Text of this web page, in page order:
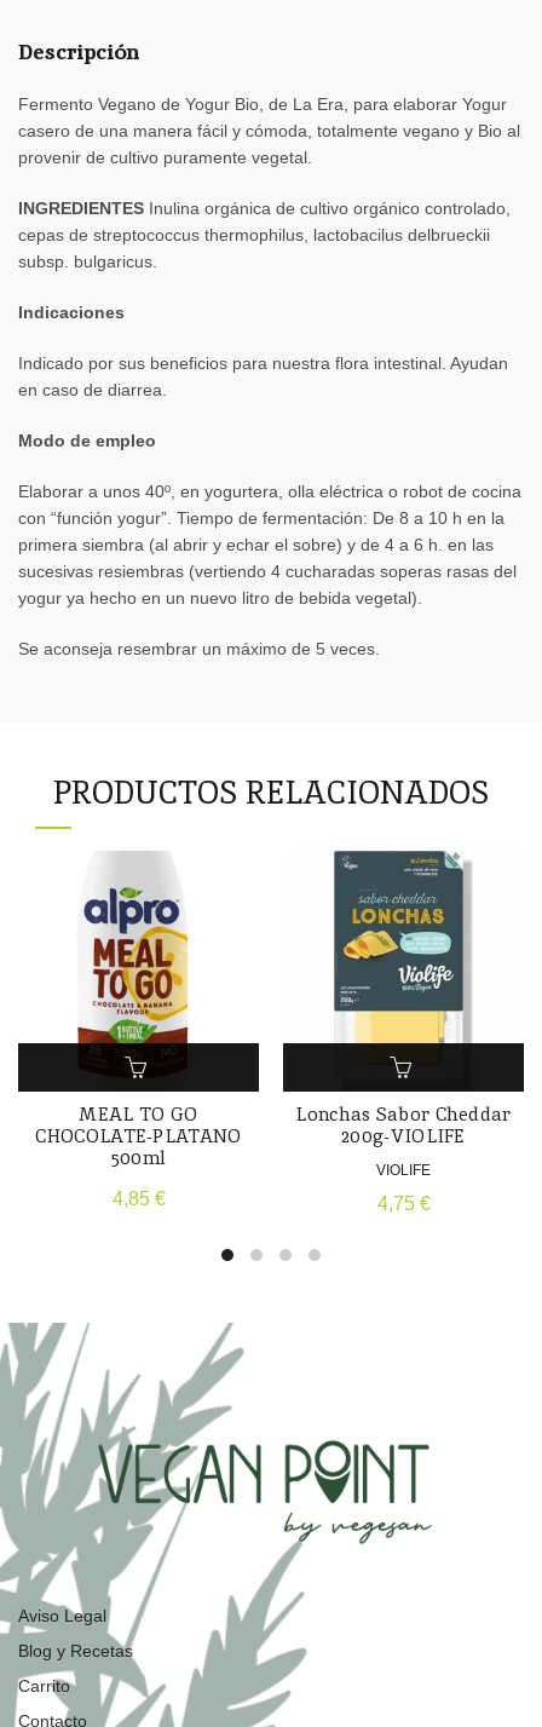
Descripción
Fermento Vegano de Yogur Bio, de La Era, para elaborar Yogur
casero de una manera fácil y cómoda, totalmente vegano y Bio al
provenir de cultivo puramente vegetal.
INGREDIENTES Inulina orgánica de cultivo orgánico controlado,
cepas de streptococcus thermophilus, lactobacilus delbrueckii
subsp. bulgaricus.
Indicaciones
Indicado por sus beneficios para nuestra flora intestinal. Ayudan
en caso de diarrea.
Modo de empleo
Elaborar a unos 40º, en yogurtera, olla eléctrica o robot de cocina
con “función yogur”. Tiempo de fermentación: De 8 a 10 h en la
primera siembra (al abrir y echar el sobre) y de 4 a 6 h. en las
sucesivas resiembras (vertiendo 4 cucharadas soperas rasas del
yogur ya hecho en un nuevo litro de bebida vegetal).
Se aconseja resembrar un máximo de 5 veces.
PRODUCTOS RELACIONADOS
MEAL TO GO
CHOCOLATE-PLATANO
500ml
4,85 €
Lonchas Sabor Cheddar
200g-VIOLIFE
VIOLIFE
4,75 €
Aviso Legal
Blog y Recetas
Carrito
Contacto